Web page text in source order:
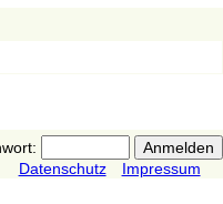
Datenschutz
Impressum